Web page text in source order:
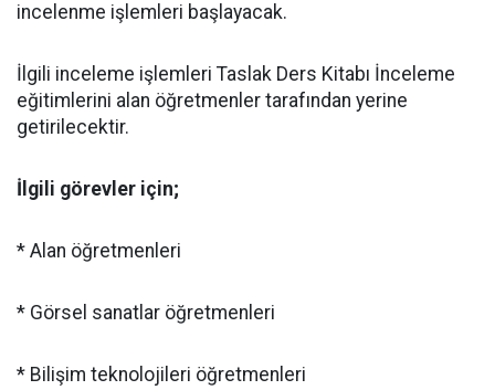
incelenme işlemleri başlayacak.
İlgili inceleme işlemleri Taslak Ders Kitabı İnceleme
eğitimlerini alan öğretmenler tarafından yerine
getirilecektir.
İlgili görevler için;
* Alan öğretmenleri
* Görsel sanatlar öğretmenleri
* Bilişim teknolojileri öğretmenleri